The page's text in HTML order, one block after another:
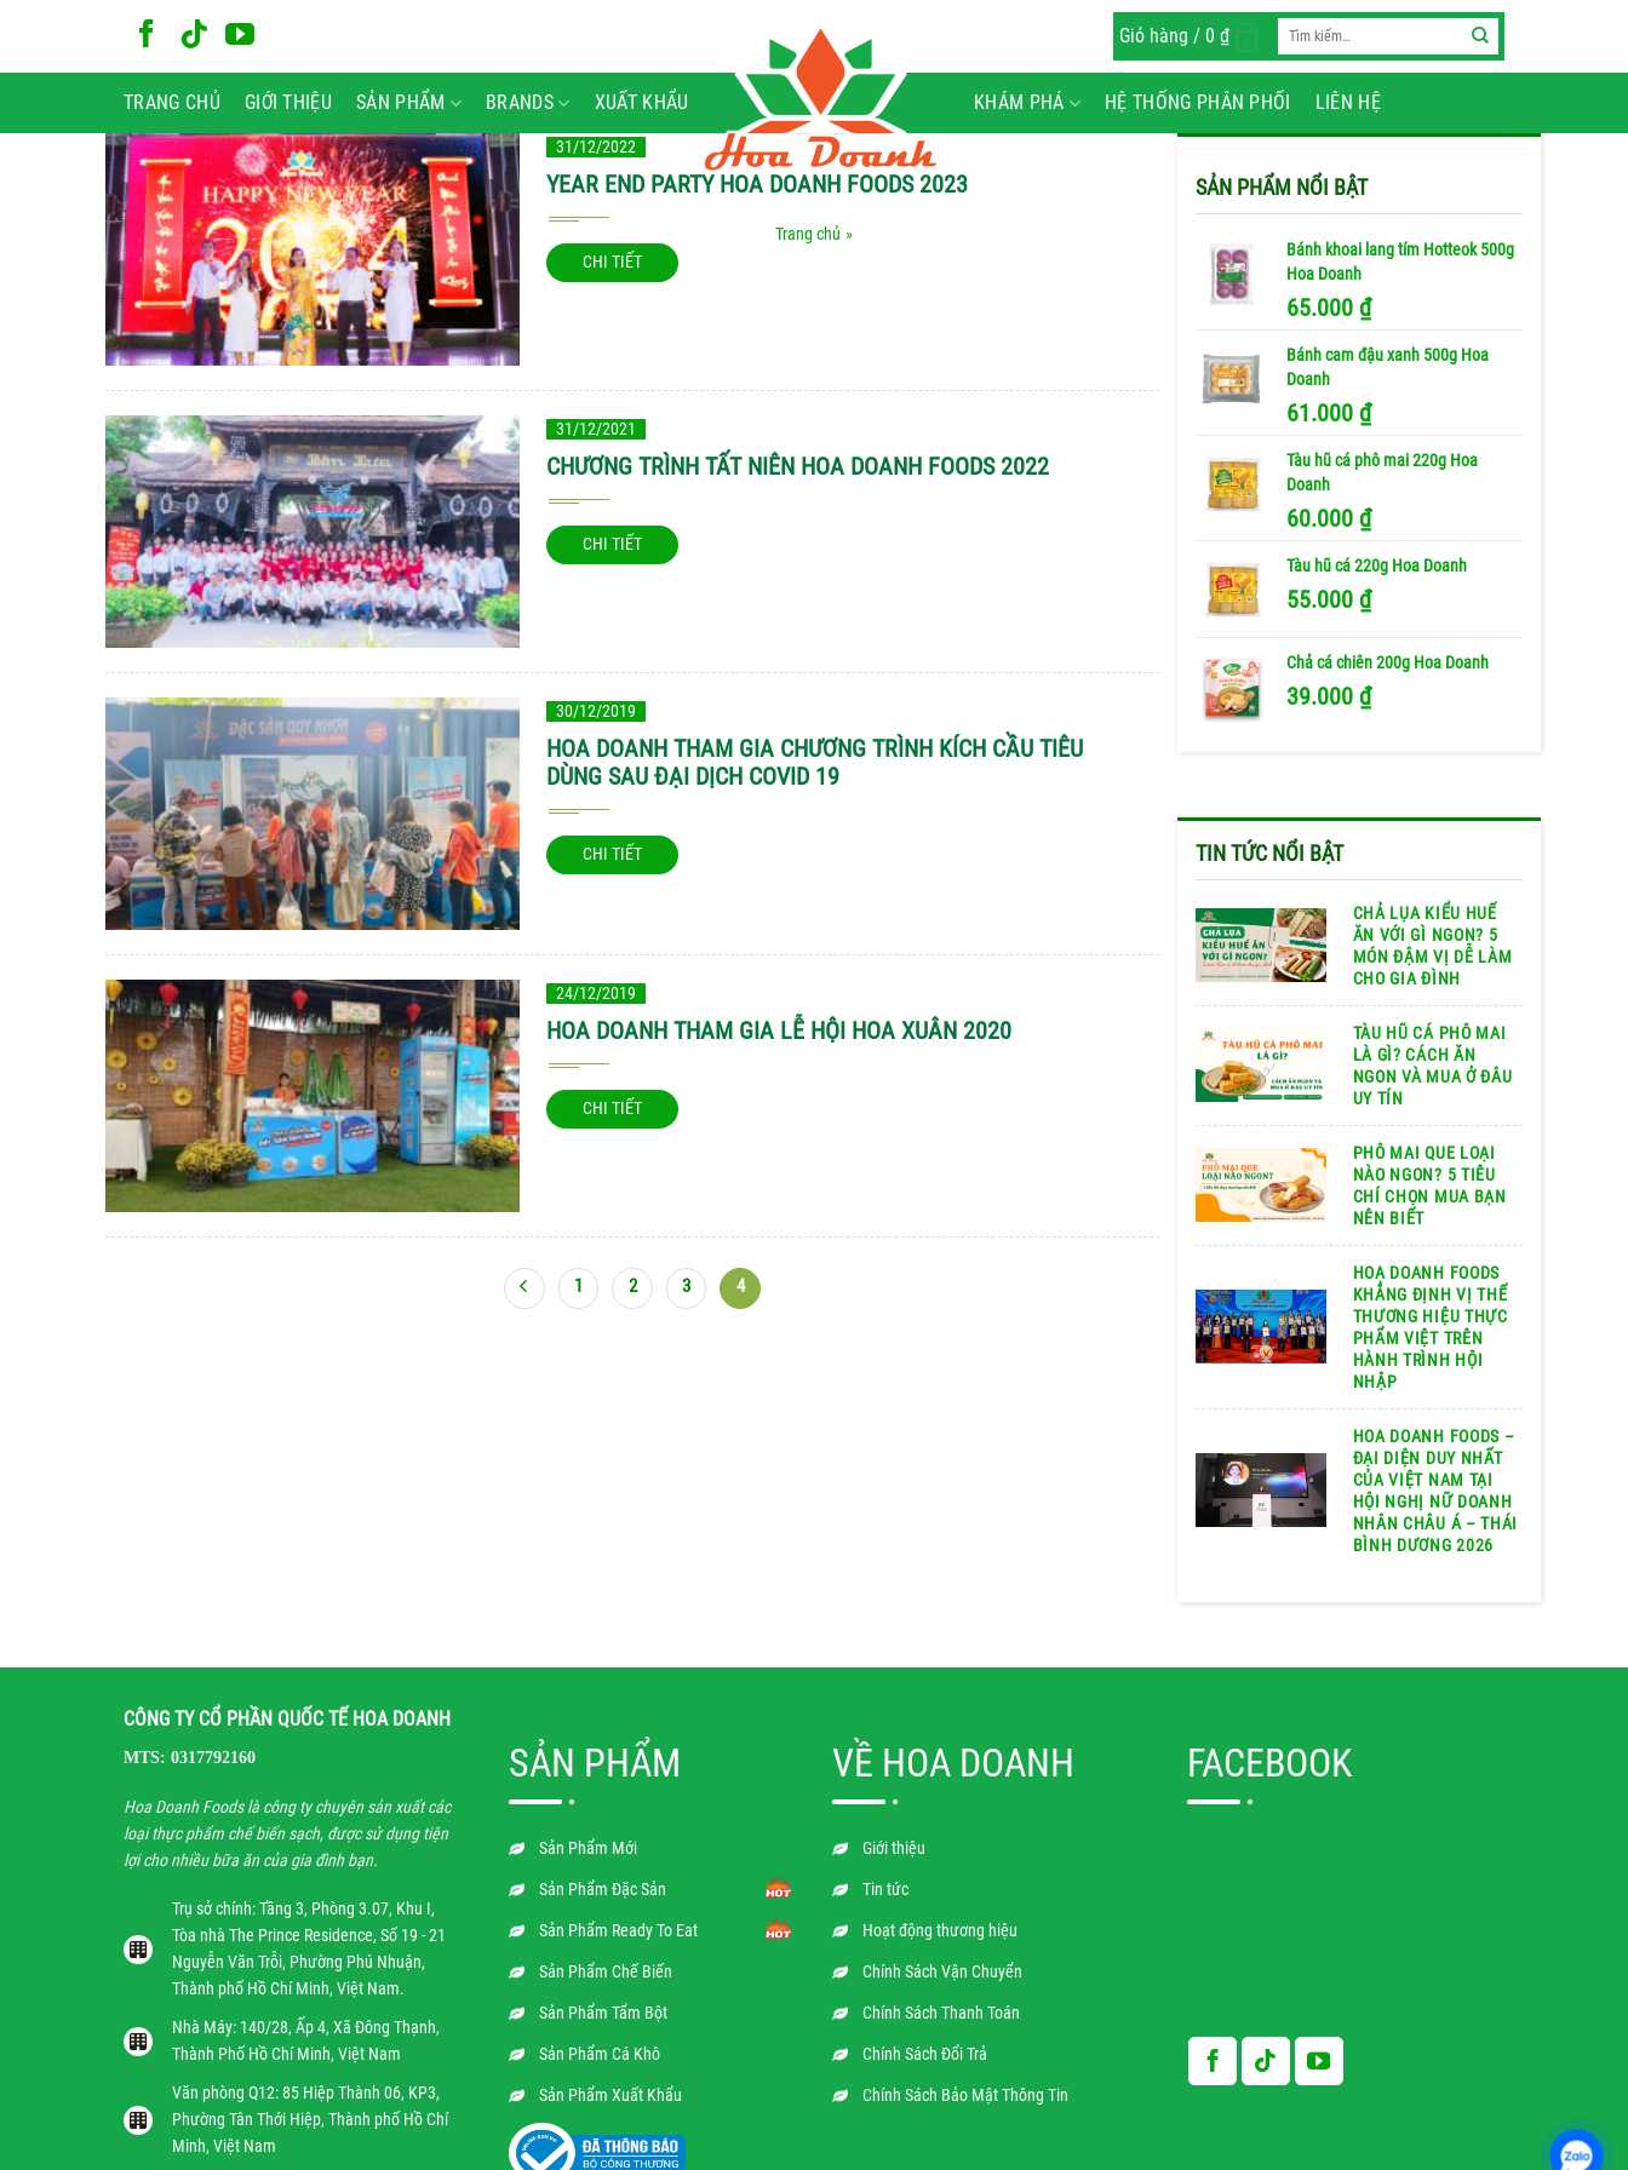
nội
Giỏ hàng / 0 ₫
Tìm
TRANG CHỦ GIỚI THIỆU SẢN PHẨM BRANDS XUẤT KHẨU KHÁM PHÁ HỆ THỐNG PHÂN PHỐI LIÊN HỆ
Trang chủ »
31/12/2022
YEAR END PARTY HOA DOANH FOODS 2023
CHI TIẾT
31/12/2021
CHƯƠNG TRÌNH TẤT NIÊN HOA DOANH FOODS 2022
CHI TIẾT
30/12/2019
HOA DOANH THAM GIA CHƯƠNG TRÌNH KÍCH CẦU TIÊU
DÙNG SAU ĐẠI DỊCH COVID 19
CHI TIẾT
24/12/2019
HOA DOANH THAM GIA LỄ HỘI HOA XUÂN 2020
CHI TIẾT
1 2 3 4
SẢN PHẨM NỔI BẬT
Bánh khoai lang tím Hotteok 500g
Hoa Doanh
65.000 ₫
Bánh cam đậu xanh 500g Hoa
Doanh
61.000 ₫
Tàu hũ cá phô mai 220g Hoa
Doanh
60.000 ₫
Tàu hũ cá 220g Hoa Doanh
55.000 ₫
Chả cá chiên 200g Hoa Doanh
39.000 ₫
TIN TỨC NỔI BẬT
CHẢ LỤA KIỂU HUẾ
ĂN VỚI GÌ NGON? 5
MÓN ĐẬM VỊ DỄ LÀM
CHO GIA ĐÌNH
TÀU HŨ CÁ PHÔ MAI
LÀ GÌ? CÁCH ĂN
NGON VÀ MUA Ở ĐÂU
UY TÍN
PHÔ MAI QUE LOẠI
NÀO NGON? 5 TIÊU
CHÍ CHỌN MUA BẠN
NÊN BIẾT
HOA DOANH FOODS
KHẲNG ĐỊNH VỊ THẾ
THƯƠNG HIỆU THỰC
PHẨM VIỆT TRÊN
HÀNH TRÌNH HỘI
NHẬP
HOA DOANH FOODS –
ĐẠI DIỆN DUY NHẤT
CỦA VIỆT NAM TẠI
HỘI NGHỊ NỮ DOANH
NHÂN CHÂU Á – THÁI
BÌNH DƯƠNG 2026
CÔNG TY CỔ PHẦN QUỐC TẾ HOA DOANH
MTS: 0317792160
Hoa Doanh Foods là công ty chuyên sản xuất các
loại thực phẩm chế biến sạch, được sử dụng tiện
lợi cho nhiều bữa ăn của gia đình bạn.
Trụ sở chính: Tầng 3, Phòng 3.07, Khu I,
Tòa nhà The Prince Residence, Số 19 - 21
Nguyễn Văn Trỗi, Phường Phú Nhuận,
Thành phố Hồ Chí Minh, Việt Nam.
Nhà Máy: 140/28, Ấp 4, Xã Đông Thạnh,
Thành Phố Hồ Chí Minh, Việt Nam
Văn phòng Q12: 85 Hiệp Thành 06, KP3,
Phường Tân Thới Hiệp, Thành phố Hồ Chí
Minh, Việt Nam
SẢN PHẨM
Sản Phẩm Mới
Sản Phẩm Đặc Sản
Sản Phẩm Ready To Eat
Sản Phẩm Chế Biến
Sản Phẩm Tẩm Bột
Sản Phẩm Cá Khô
Sản Phẩm Xuất Khẩu
VỀ HOA DOANH
Giới thiệu
Tin tức
Hoạt động thương hiệu
Chính Sách Vận Chuyển
Chính Sách Thanh Toán
Chính Sách Đổi Trả
Chính Sách Bảo Mật Thông Tin
FACEBOOK